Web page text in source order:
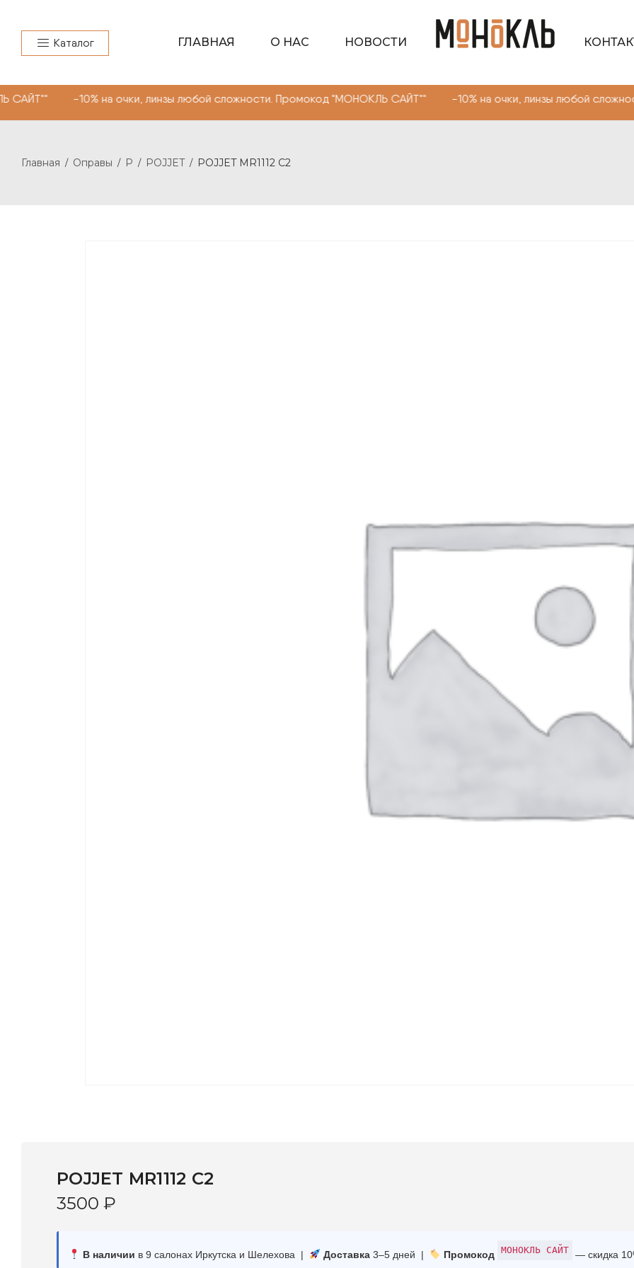
Каталог ГЛАВНАЯ О НАС НОВОСТИ
очки, линзы любой сложности. Промокод "МОНОКЛЬ САЙТ"" -10% на очки, линзы любой
Главная / Оправы / P / POJJET / POJJET MR1112 С2
POJJET MR1112 С2
3500 ₽
В наличии в 9 салонах Иркутска и Шелехова | Доставка3–5 дней | Промокод МОНОКЛЬ САЙТ — скидка